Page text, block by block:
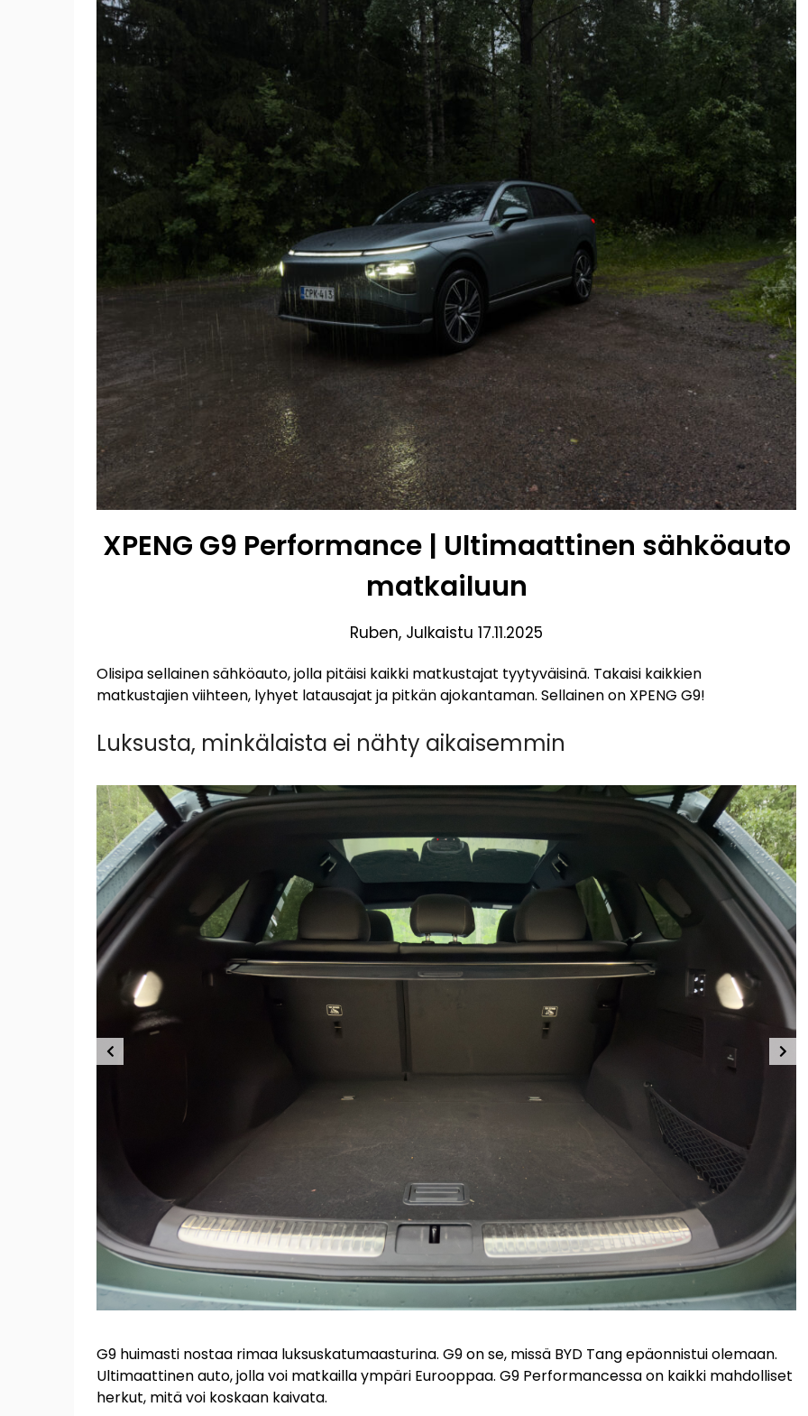
XPENG G9 Performance | Ultimaattinen sähköauto
matkailuun
Ruben, Julkaistu 17.11.2025
Olisipa sellainen sähköauto, jolla pitäisi kaikki matkustajat tyytyväisinä. Takaisi kaikkien
matkustajien viihteen, lyhyet latausajat ja pitkän ajokantaman. Sellainen on XPENG G9!
Luksusta, minkälaista ei nähty aikaisemmin
G9 huimasti nostaa rimaa luksuskatumaasturina. G9 on se, missä BYD Tang epäonnistui olemaan.
Ultimaattinen auto, jolla voi matkailla ympäri Eurooppaa. G9 Performancessa on kaikki mahdolliset
herkut, mitä voi koskaan kaivata.